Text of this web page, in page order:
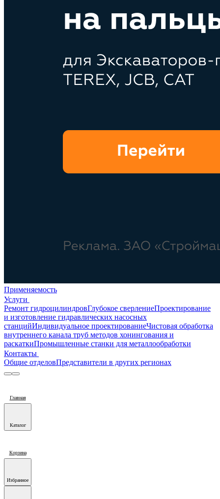
Применяемость
Услуги
Ремонт гидроцилиндровГлубокое сверлениеПроектирование
и изготовление гидравлических насосных
станцийИндивидуальное проектированиеЧистовая обработка
внутреннего канала труб методов хонингования и
раскаткиПромышленные станки для металлообработки
Контакты
Общие отделовПредставители в других регионах
Главная
Каталог
Корзина
Избранное